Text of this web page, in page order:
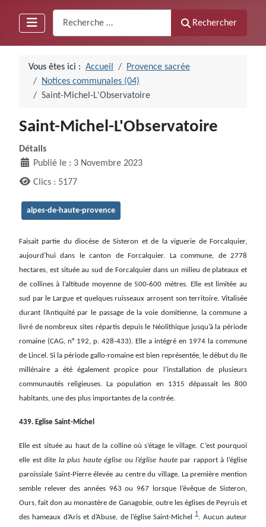
Rechercher
Vous êtes ici : Accueil
Provence sacrée
Notices communales (04)
Saint-Michel-L'Observatoire
Saint-Michel-L'Observatoire
Détails
Publié le : 3 Novembre 2023
Clics : 5177
alpes-de-haute-provence
Faisait partie du diocèse de Sisteron et de la viguerie de Forcalquier,
aujourd’hui dans le canton de Forcalquier. La commune, de 2778
hectares, est située au sud de Forcalquier dans un milieu de plateaux et
de collines à l’altitude moyenne de 500-600 mètres. Elle est limitée au
sud par le Largue et quelques ruisseaux arrosent son territoire. Vitalisée
durant l’Antiquité par le passage de la voie domitienne, la commune a
livré de nombreux sites répartis depuis le Néolithique jusqu’à la période
romaine (CAG, n° 192, p. 428-433). Elle a intégré en 1974 la commune
de Lincel. Si la période gallo-romaine est bien représentée, le début du IIe
millénaire a été également propice pour l’installation de plusieurs
communautés religieuses. La population en 1315 dépassait les 800
habitants, une des plus importantes de la contrée.
439. Eglise Saint-Michel
Elle est située au haut de la colline où s’étage le village. C’est pourquoi
elle est dite la plus haute église oul’église hautepar rapport à l’église
paroissiale Saint-Pierre élevée au centre du village. La première mention
semble relever des années 963 ou 967 lorsque l’évêque de Sisteron,
Ours, fait don au monastère de Ganagobie, outre les églises de Peyruis et
des hameaux d’Aris et d’Abuse, de l’église Saint-Michel1. Aucun auteur